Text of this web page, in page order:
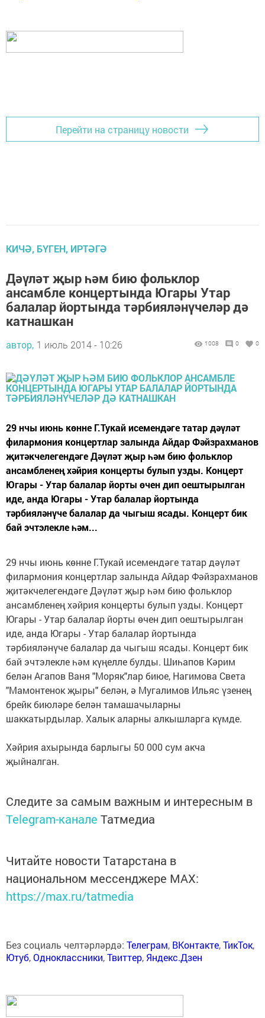
Перейти на страницу новости
КИЧӘ, БҮГЕН, ИРТӘГӘ
Дәүләт җыр һәм бию фольклор
ансамбле концертында Югары Утар
балалар йортында тәрбияләнүчеләр дә
катнашкан
автор, 1 июль 2014 - 10:26 1008 0 0
29 нчы июнь көнне Г.Тукай исемендәге татар дәүләт
филармония концертлар залында Айдар Фәйзрахманов
җитәкчелегендәге Дәүләт җыр һәм бию фольклор
ансамбленең хәйрия концерты булып узды. Концерт
Югары - Утар балалар йорты өчен дип оештырылган
иде, анда Югары - Утар балалар йортында
тәрбияләнүче балалар да чыгыш ясады. Концерт бик
бай эчтэлекле һәм...
29 нчы июнь көнне Г.Тукай исемендәге татар дәүләт
филармония концертлар залында Айдар Фәйзрахманов
җитәкчелегендәге Дәүләт җыр һәм бию фольклор
ансамбленең хәйрия концерты булып узды. Концерт
Югары - Утар балалар йорты өчен дип оештырылган
иде, анда Югары - Утар балалар йортында
тәрбияләнүче балалар да чыгыш ясады. Концерт бик
бай эчтэлекле һәм күңелле булды. Шиһапов Кәрим
белән Агапов Ваня "Моряк"лар биюе, Нагимова Света
"Мамонтенок җыры" белән, ә Мугалимов Ильяс үзенең
брейк биюләре белән тамашачыларны
шаккатырдылар. Халык аларны алкышларга күмде.
Хәйрия ахырында барлыгы 50 000 сум акча
җыйналган.
Следите за самым важным и интересным в
Telegram-канале Татмедиа
Читайте новости Татарстана в
национальном мессенджере MАХ:
https://max.ru/tatmedia
Без социаль челтәрләрдә: Телеграм, ВКонтакте,ТикТок,
Ютуб,Одноклассники,Твиттер, Яндекс.Дзен